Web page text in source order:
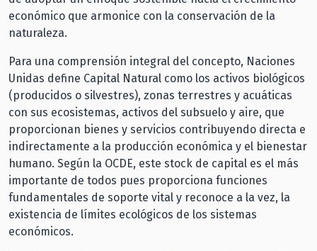
económico que armonice con la conservación de la
naturaleza.
Para una comprensión integral del concepto, Naciones
Unidas define Capital Natural como los activos biológicos
(producidos o silvestres), zonas terrestres y acuáticas
con sus ecosistemas, activos del subsuelo y aire, que
proporcionan bienes y servicios contribuyendo directa e
indirectamente a la producción económica y el bienestar
humano. Según la OCDE, este stock de capital es el más
importante de todos pues proporciona funciones
fundamentales de soporte vital y reconoce a la vez, la
existencia de límites ecológicos de los sistemas
económicos.